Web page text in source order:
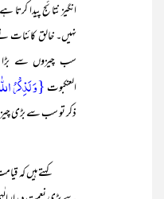
انگیز نتائج پیدا کرتا
نہیں۔ خالق کائنات
سب چیزوں سے بڑا
العنکبوت{وَ لَذِکۡرُ
ذکر تو سب سے بڑی
کہتے ہیں کہ